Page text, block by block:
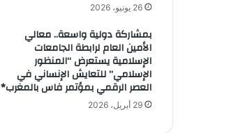
26 يونيو، 2026
بمشاركة دولية واسعة.. معالي
الأمين العام لرابطة الجامعات
الإسلامية يستعرض “المنظور
الإسلامي” للتعايش الإنساني في
العصر الرقمي بمؤتمر فاس بالمغرب*
29 أبريل، 2026